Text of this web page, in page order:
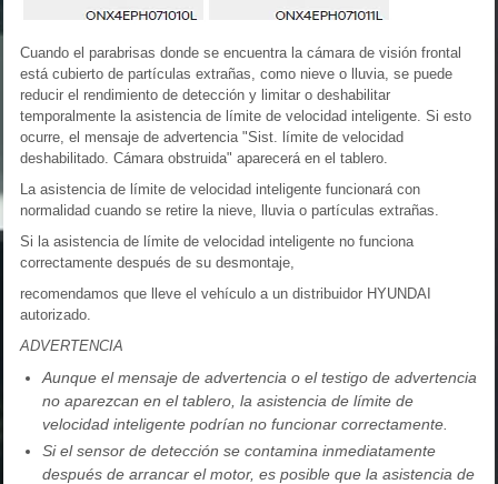
Cuando el parabrisas donde se encuentra la cámara de visión frontal
está cubierto de partículas extrañas, como nieve o lluvia, se puede
reducir el rendimiento de detección y limitar o deshabilitar
temporalmente la asistencia de límite de velocidad inteligente. Si esto
ocurre, el mensaje de advertencia "Sist. límite de velocidad
deshabilitado. Cámara obstruida" aparecerá en el tablero.
La asistencia de límite de velocidad inteligente funcionará con
normalidad cuando se retire la nieve, lluvia o partículas extrañas.
Si la asistencia de límite de velocidad inteligente no funciona
correctamente después de su desmontaje,
recomendamos que lleve el vehículo a un distribuidor HYUNDAI
autorizado.
ADVERTENCIA
Aunque el mensaje de advertencia o el testigo de advertencia
no aparezcan en el tablero, la asistencia de límite de
velocidad inteligente podrían no funcionar correctamente.
Si el sensor de detección se contamina inmediatamente
después de arrancar el motor, es posible que la asistencia de